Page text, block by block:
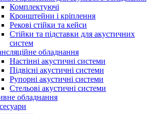
Комплектуючі
Кронштейни і кріплення
Рекові стійки та кейси
Стійки та підставки для акустичних
систем
обладнання
Настінні акустичні системи
Підвісні акустичні системи
Рупорні акустичні системи
Стельові акустичні системи
обладнання